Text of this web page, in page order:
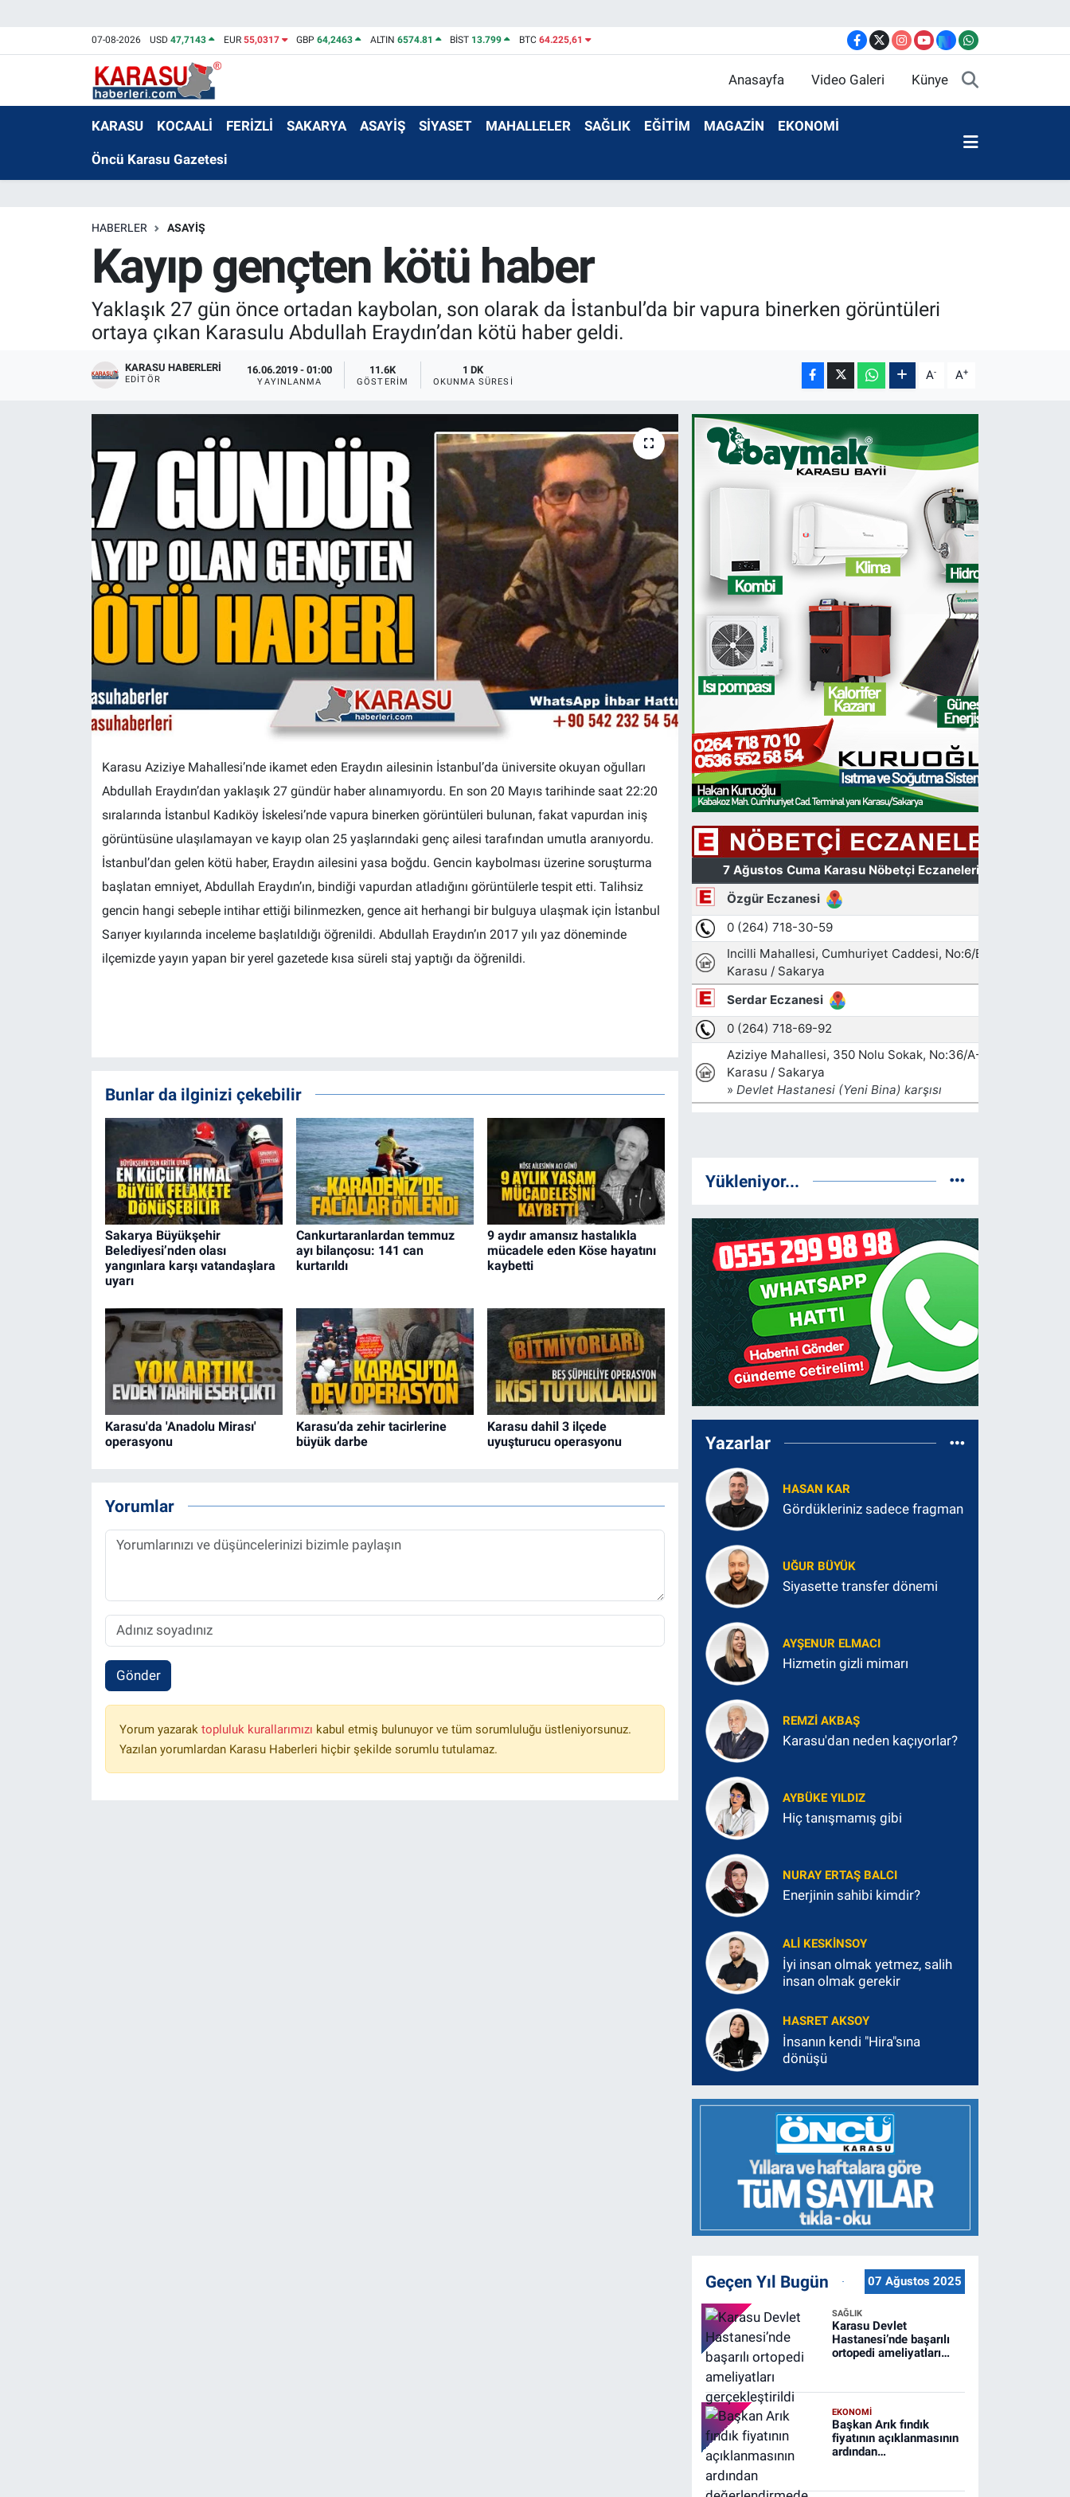
07-08-2026 USD47,7143 EUR 55,0317 GBP64,2463 ALTIN 6574.81 BİST 13.799 BTC 64.225,61
Anasayfa Video Galeri Künye
KARASU KOCAALİ FERİZLİ SAKARYA ASAYİŞ SİYASET MAHALLELER SAĞLIK EĞİTİM MAGAZİN EKONOMİ
Öncü Karasu Gazetesi
HABERLER ASAYİŞ
Kayıp gençten kötü haber
Yaklaşık 27 gün önce ortadan kaybolan, son olarak da İstanbul’da bir vapura binerken görüntüleri
ortaya çıkan Karasulu Abdullah Eraydın’dan kötü haber geldi.
KARASU HABERLERI
EDITÖR
16.06.2019 - 01:00
YAYINLANMA
11.6K
GÖSTERIM
1 DK
OKUNMA SÜRESI A- A+
Karasu Aziziye Mahallesi’nde ikamet eden Eraydın ailesinin İstanbul’da üniversite okuyan oğulları
Abdullah Eraydın’dan yaklaşık 27 gündür haber alınamıyordu. En son 20 Mayıs tarihinde saat 22:20
sıralarında İstanbul Kadıköy İskelesi’nde vapura binerken görüntüleri bulunan, fakat vapurdan iniş
görüntüsüne ulaşılamayan ve kayıp olan 25 yaşlarındaki genç ailesi tarafından umutla aranıyordu.
İstanbul’dan gelen kötü haber, Eraydın ailesini yasa boğdu. Gencin kaybolması üzerine soruşturma
başlatan emniyet, Abdullah Eraydın’ın, bindiği vapurdan atladığını görüntülerle tespit etti. Talihsiz
gencin hangi sebeple intihar ettiği bilinmezken, gence ait herhangi bir bulguya ulaşmak için İstanbul
Sarıyer kıyılarında inceleme başlatıldığı öğrenildi. Abdullah Eraydın’ın 2017 yılı yaz döneminde
ilçemizde yayın yapan bir yerel gazetede kısa süreli staj yaptığı da öğrenildi.
Bunlar da ilginizi çekebilir
Sakarya Büyükşehir
Belediyesi’nden olası
yangınlara karşı vatandaşlara
uyarı
Cankurtaranlardan temmuz
ayı bilançosu: 141 can
kurtarıldı
9 aydır amansız hastalıkla
mücadele eden Köse hayatını
kaybetti
Karasu'da 'Anadolu Mirası'
operasyonu
Karasu’da zehir tacirlerine
büyük darbe
Karasu dahil 3 ilçede
uyuşturucu operasyonu
Yorumlar
Gönder
Yorum yazarak topluluk kurallarımızı kabul etmiş bulunuyor ve tüm sorumluluğu üstleniyorsunuz.
Yazılan yorumlardan Karasu Haberleri hiçbir şekilde sorumlu tutulamaz.
Yükleniyor...
Yazarlar
HASAN KAR
Gördükleriniz sadece fragman
UĞUR BÜYÜK
Siyasette transfer dönemi
AYŞENUR ELMACI
Hizmetin gizli mimarı
REMZI AKBAŞ
Karasu'dan neden kaçıyorlar?
AYBÜKE YILDIZ
Hiç tanışmamış gibi
NURAY ERTAŞ BALCI
Enerjinin sahibi kimdir?
ALI KESKINSOY
İyi insan olmak yetmez, salih
insan olmak gerekir
HASRET AKSOY
İnsanın kendi "Hira"sına
dönüşü
Geçen Yıl Bugün 07 Ağustos 2025
SAĞLIK
Karasu Devlet
Hastanesi’nde başarılı
ortopedi ameliyatları
EKONOMİ
Başkan Arık fındık
fiyatının açıklanmasının
ardından